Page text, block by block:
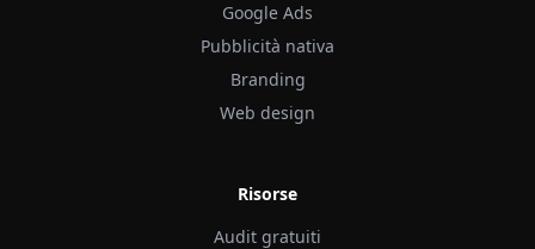
Google Ads
Pubblicità nativa
Branding
Web design
Risorse
Audit gratuiti